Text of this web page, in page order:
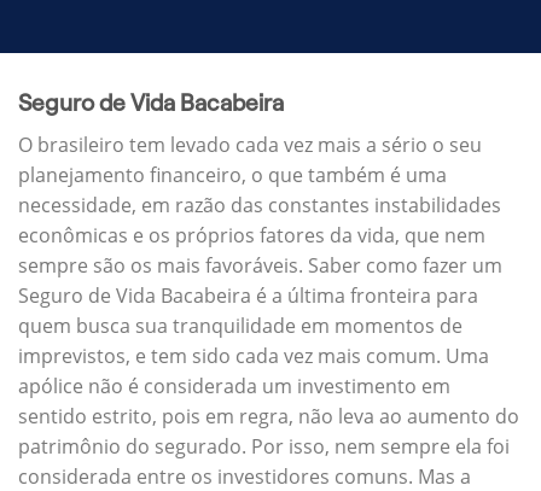
Seguro de Vida Bacabeira
O brasileiro tem levado cada vez mais a sério o seu
planejamento financeiro, o que também é uma
necessidade, em razão das constantes instabilidades
econômicas e os próprios fatores da vida, que nem
sempre são os mais favoráveis. Saber como fazer um
Seguro de Vida Bacabeira é a última fronteira para
quem busca sua tranquilidade em momentos de
imprevistos, e tem sido cada vez mais comum. Uma
apólice não é considerada um investimento em
sentido estrito, pois em regra, não leva ao aumento do
patrimônio do segurado. Por isso, nem sempre ela foi
considerada entre os investidores comuns. Mas a